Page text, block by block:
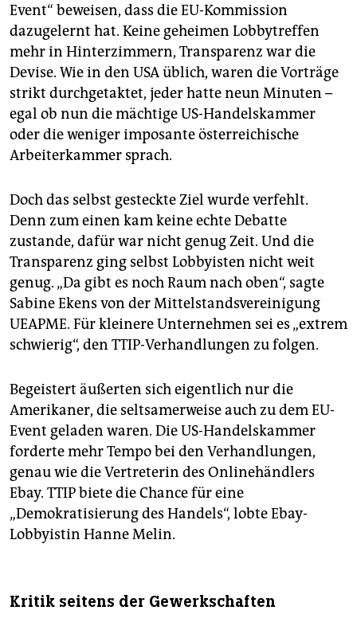
Event“ beweisen, dass die EU-Kommission
dazugelernt hat. Keine geheimen Lobbytreffen
mehr in Hinterzimmern, Transparenz war die
Devise. Wie in den USA üblich, waren die Vorträge
strikt durchgetaktet, jeder hatte neun Minuten –
egal ob nun die mächtige US-Handelskammer
oder die weniger imposante österreichische
Arbeiterkammer sprach.
Doch das selbst gesteckte Ziel wurde verfehlt.
Denn zum einen kam keine echte Debatte
zustande, dafür war nicht genug Zeit. Und die
Transparenz ging selbst Lobbyisten nicht weit
genug. „Da gibt es noch Raum nach oben“, sagte
Sabine Ekens von der Mittelstandsvereinigung
UEAPME. Für kleinere Unternehmen sei es „extrem
schwierig“, den TTIP-Verhandlungen zu folgen.
Begeistert äußerten sich eigentlich nur die
Amerikaner, die seltsamerweise auch zu dem EU-
Event geladen waren. Die US-Handelskammer
forderte mehr Tempo bei den Verhandlungen,
genau wie die Vertreterin des Onlinehändlers
Ebay. TTIP biete die Chance für eine
„Demokratisierung des Handels“, lobte Ebay-
Lobbyistin Hanne Melin.
Kritik seitens der Gewerkschaften